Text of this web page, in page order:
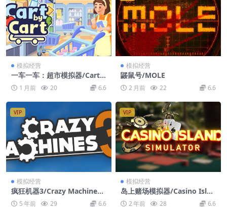
模拟经营
一车一车：超市模拟器/Cart b
y Cart: Supermarket Simul
ator1 月前 20 6.6
模拟经营
鼹鼠号/MOLE
2 月前 22 6.6
VIP
模拟经营
疯狂机器3/Crazy Machines
3 5 年前 29 6.6
VIP
模拟经营
岛上赌场模拟器/Casino Islan
d Simulator
2 年前 28 6.6